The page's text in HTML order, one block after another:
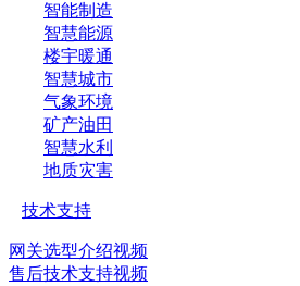
智能制造
智慧能源
楼宇暖通
智慧城市
气象环境
矿产油田
智慧水利
地质灾害
技术支持
网关选型介绍视频
售后技术支持视频